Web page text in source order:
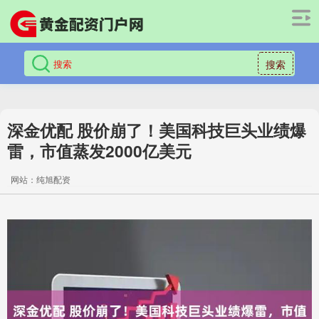
搜索
深金优配 股价崩了！美国科技巨头业绩爆
雷，市值蒸发2000亿美元
网站：纯旭配资